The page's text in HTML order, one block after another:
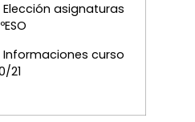
Elección asignaturas
Informaciones curso
21